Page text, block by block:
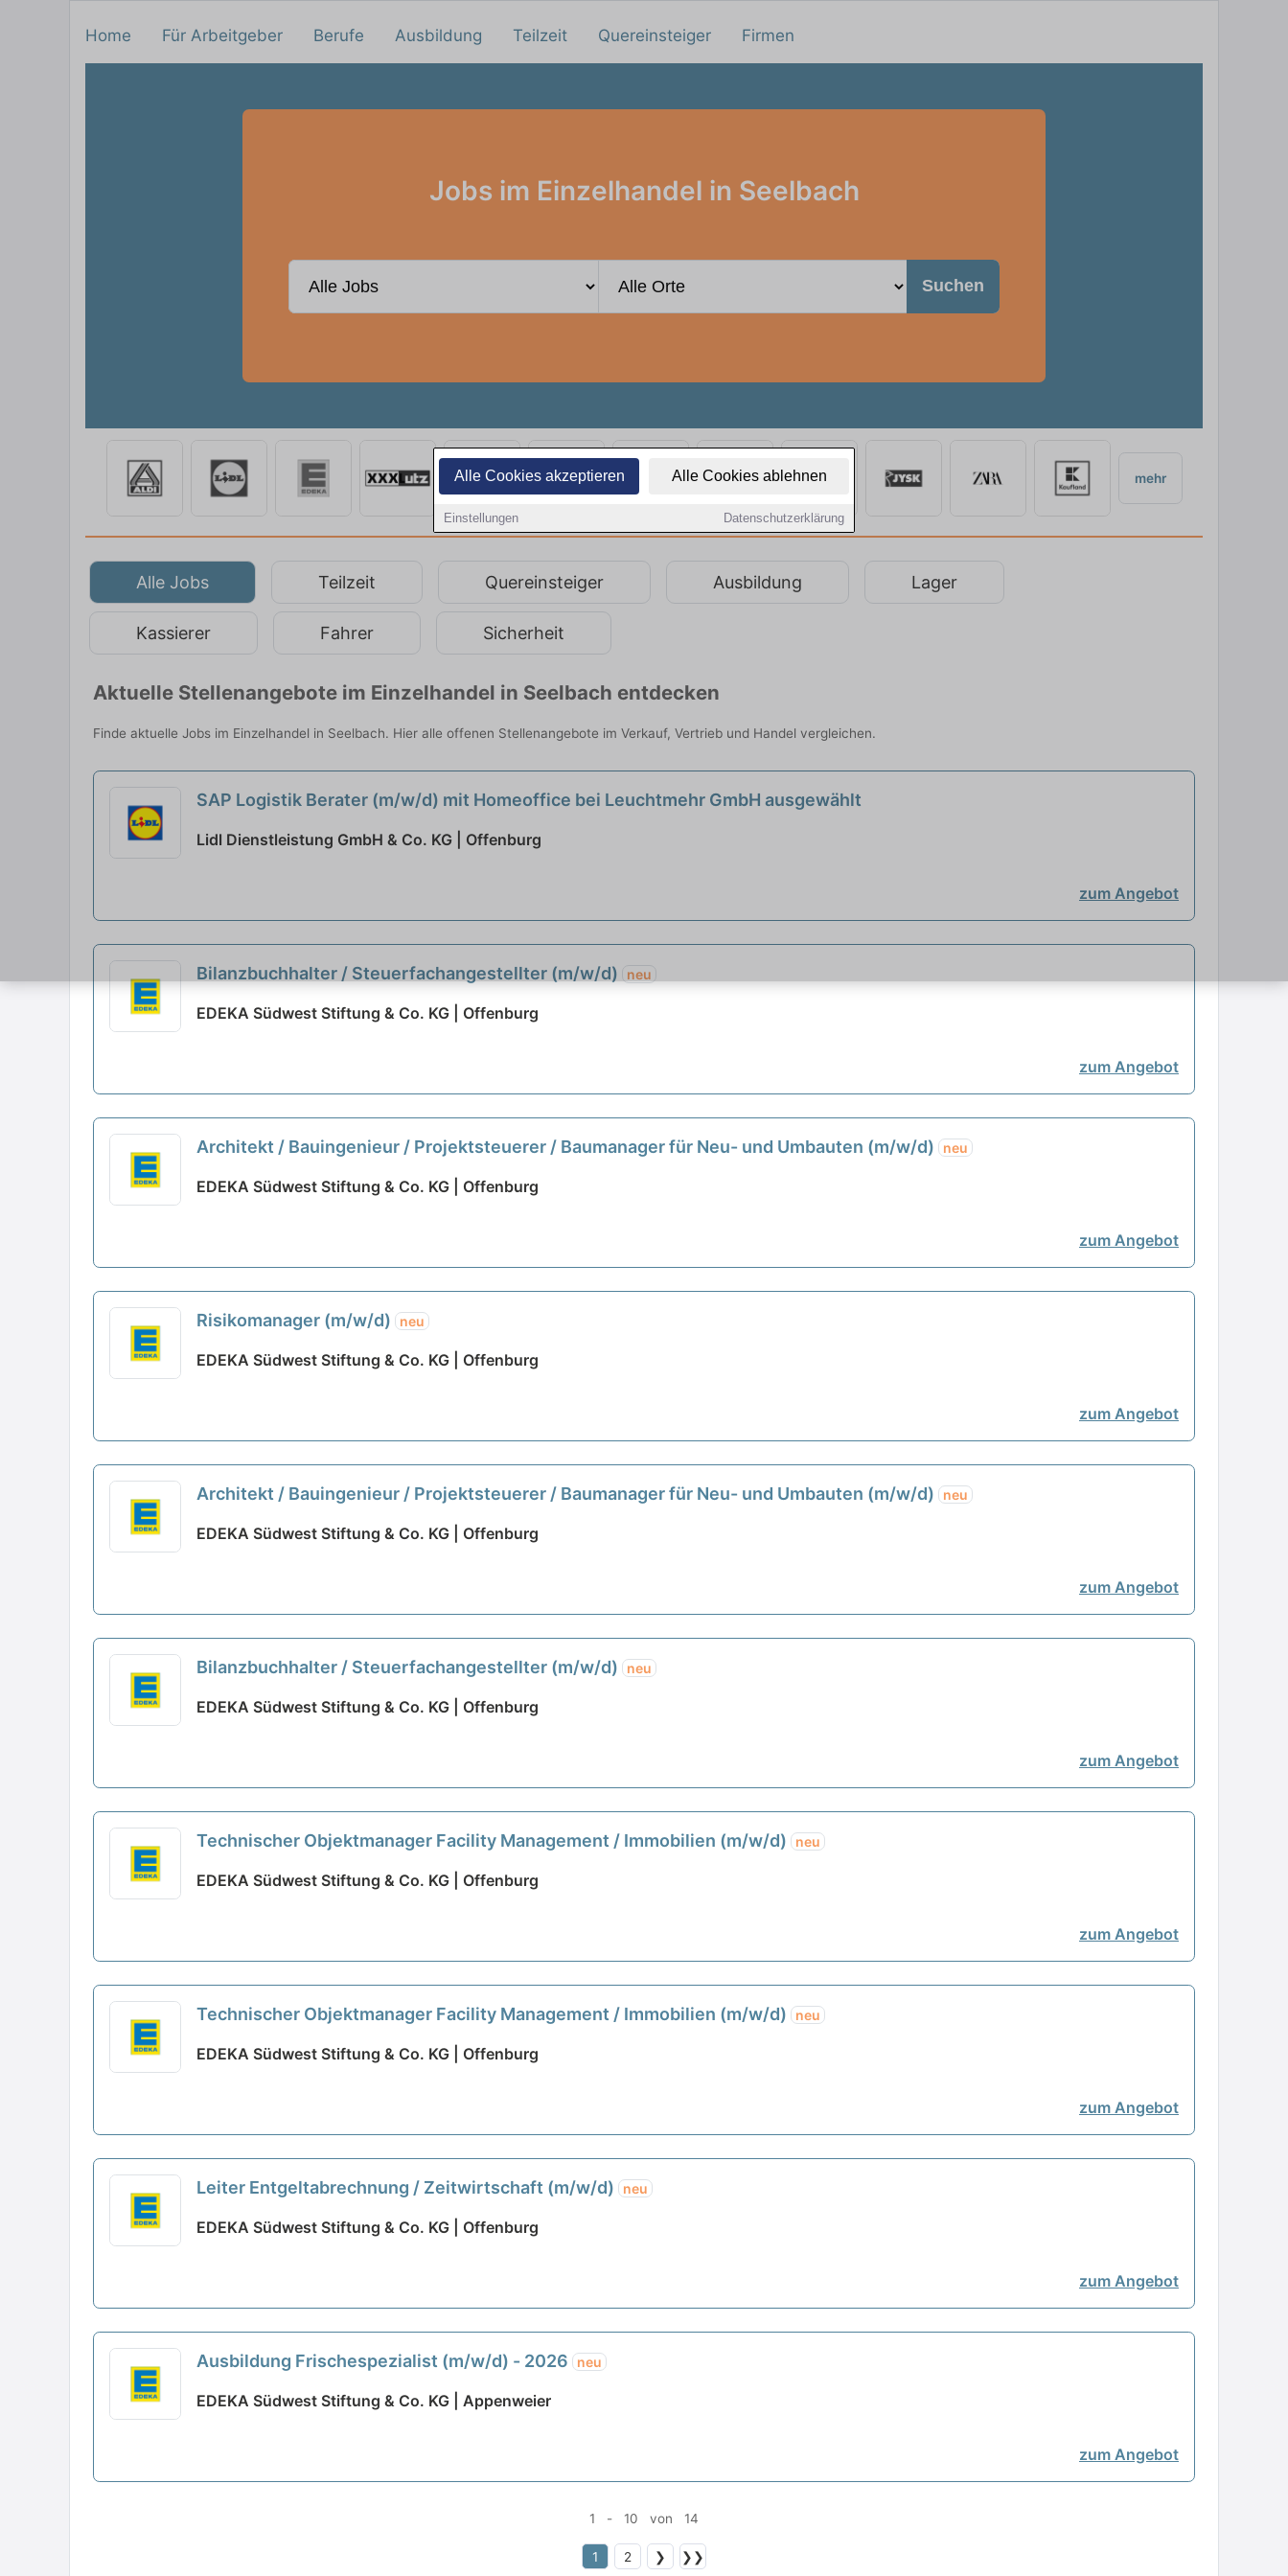
Alle Cookies akzeptieren Alle Cookies ablehnen
Einstellungen Datenschutzerklärung
Home Für Arbeitgeber Berufe Ausbildung Teilzeit Quereinsteiger Firmen
Jobs im Einzelhandel in Seelbach
Suchen
mehr
Alle Jobs Teilzeit Quereinsteiger Ausbildung Lager
Kassierer Fahrer Sicherheit
Aktuelle Stellenangebote im Einzelhandel in Seelbach entdecken
Finde aktuelle Jobs im Einzelhandel in Seelbach. Hier alle offenen Stellenangebote im Verkauf, Vertrieb und Handel vergleichen.
SAP Logistik Berater (m/w/d) mit Homeoffice bei Leuchtmehr GmbH ausgewählt
Lidl Dienstleistung GmbH & Co. KG | Offenburg
zum Angebot
Bilanzbuchhalter / Steuerfachangestellter (m/w/d) neu
EDEKA Südwest Stiftung & Co. KG | Offenburg
zum Angebot
Architekt / Bauingenieur / Projektsteuerer / Baumanager für Neu- und Umbauten (m/w/d) neu
EDEKA Südwest Stiftung & Co. KG | Offenburg
zum Angebot
Risikomanager (m/w/d) neu
EDEKA Südwest Stiftung & Co. KG | Offenburg
zum Angebot
Architekt / Bauingenieur / Projektsteuerer / Baumanager für Neu- und Umbauten (m/w/d) neu
EDEKA Südwest Stiftung & Co. KG | Offenburg
zum Angebot
Bilanzbuchhalter / Steuerfachangestellter (m/w/d) neu
EDEKA Südwest Stiftung & Co. KG | Offenburg
zum Angebot
Technischer Objektmanager Facility Management / Immobilien (m/w/d) neu
EDEKA Südwest Stiftung & Co. KG | Offenburg
zum Angebot
Technischer Objektmanager Facility Management / Immobilien (m/w/d) neu
EDEKA Südwest Stiftung & Co. KG | Offenburg
zum Angebot
Leiter Entgeltabrechnung / Zeitwirtschaft (m/w/d) neu
EDEKA Südwest Stiftung & Co. KG | Offenburg
zum Angebot
Ausbildung Frischespezialist (m/w/d) - 2026 neu
EDEKA Südwest Stiftung & Co. KG | Appenweier
zum Angebot
1 - 10 von 14
1 2 ❯ ❯❯